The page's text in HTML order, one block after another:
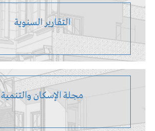
التقارير السنوية
مجلة الإسكان والتنمية